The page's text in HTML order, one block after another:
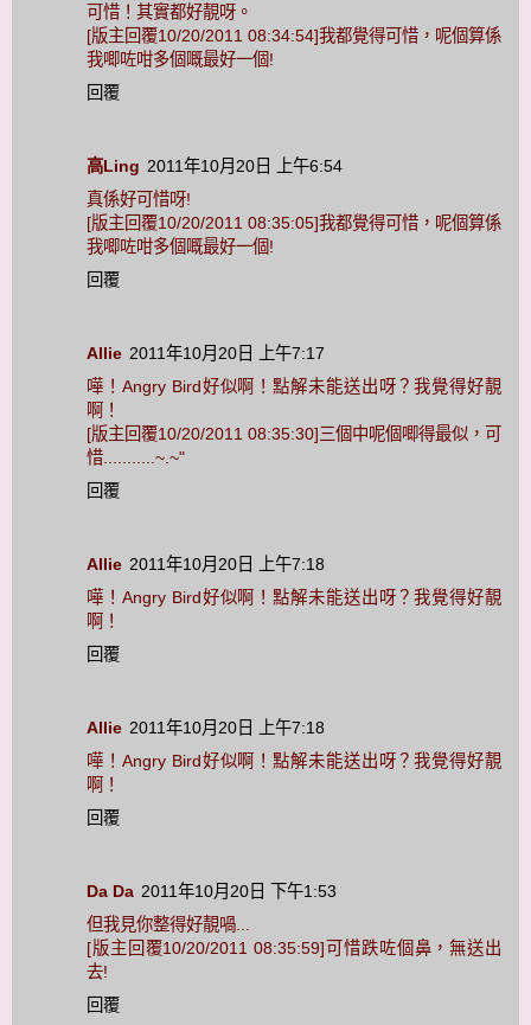
可惜！其實都好靚呀。
[版主回覆10/20/2011 08:34:54]我都覺得可惜，呢個算係
我唧咗咁多個嘅最好一個!
回覆
高Ling 2011年10月20日 上午6:54
真係好可惜呀!
[版主回覆10/20/2011 08:35:05]我都覺得可惜，呢個算係
我唧咗咁多個嘅最好一個!
回覆
Allie 2011年10月20日 上午7:17
嘩！Angry Bird好似啊！點解未能送出呀？我覺得好靚
啊！
[版主回覆10/20/2011 08:35:30]三個中呢個唧得最似，可
惜...........~.~"
回覆
Allie 2011年10月20日 上午7:18
嘩！Angry Bird好似啊！點解未能送出呀？我覺得好靚
啊！
回覆
Allie 2011年10月20日 上午7:18
嘩！Angry Bird好似啊！點解未能送出呀？我覺得好靚
啊！
回覆
Da Da 2011年10月20日 下午1:53
但我見你整得好靚喎...
[版主回覆10/20/2011 08:35:59]可惜跌咗個鼻，無送出
去!
回覆